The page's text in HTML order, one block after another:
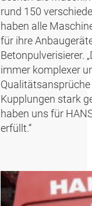
rund 150
haben alle
für ihre
Betonpulverisierer.
immer komplexer
Kupplungen stark
haben uns für
erfüllt.“